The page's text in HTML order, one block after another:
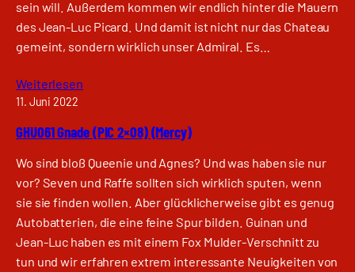
sein will. Außerdem kommen wir endlich hinter die Mauern
des Jean-Luc Picard. Und damit ist nicht nur das Chateau
gemeint, sondern wirklich unser Admiral. Es…
Weiterlesen
11. Juni 2022
GHU061 Gnade (PIC 2×08) (Mercy)
Wo sind bloß Queenie und Agnes? Und was haben sie nur
vor? Seven und Raffe sollten sich wirklich sputen, wenn
sie sie finden wollen. Aber glücklicherweise gibt es genug
Autobatterien, die eine feine Spur bilden. Guinan und
Jean-Luc haben es mit einem Fox Mulder-Verschnitt zu
tun und wir erfahren extrem interessante Neuigkeiten von